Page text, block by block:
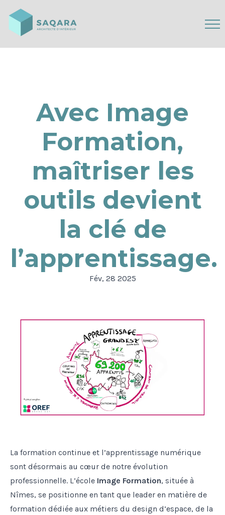
Avec Image
Formation,
maîtriser les
outils devient
la clé de
l’apprentissage.
Fév, 28 2025
La formation continue et l’apprentissage numérique
sont désormais au cœur de notre évolution
professionnelle. L’école Image Formation, située à
Nîmes, se positionne en tant que leader en matière de
formation dédiée aux métiers du design d’espace, de la